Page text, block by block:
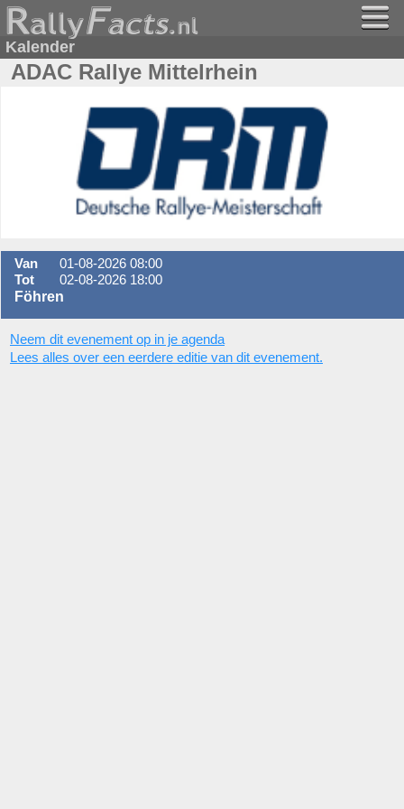
Kalender
ADAC Rallye Mittelrhein
Van
01-08-2026 08:00
Tot
02-08-2026 18:00
Föhren
Neem dit evenement op in je agenda
Lees alles over een eerdere editie van dit evenement.